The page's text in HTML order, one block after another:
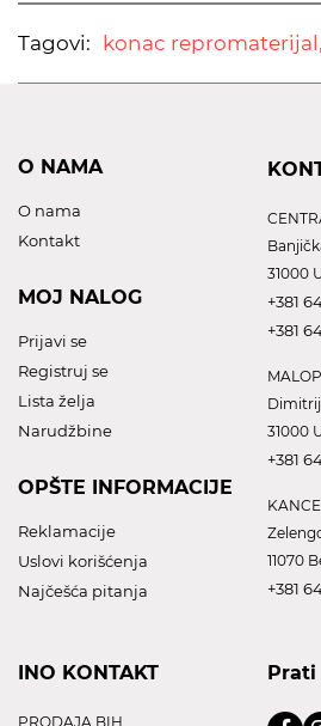
Tagovi: konac repromaterijal,
O NAMA
O nama
Kontakt
MOJ NALOG
Prijavi se
Registruj se
Lista želja
Narudžbine
OPŠTE INFORMACIJE
Reklamacije
Uslovi korišćenja
Najčešća pitanja
31000
+381
+381
31000
+381
11070
+381
INO KONTAKT
PRODAJA BIH
Prati